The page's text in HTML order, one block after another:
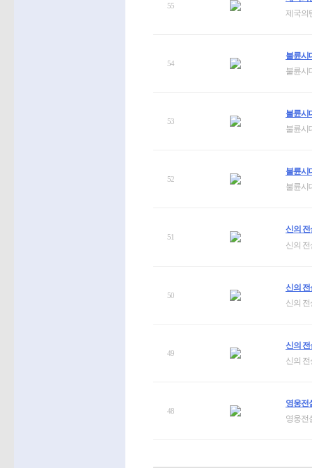
55
제국의
54
불륜시
불륜시
53
불륜시
불륜시
52
불륜시
불륜시
51
신의 전
신의 전
50
신의 전
신의 전
49
신의 전
신의 전
48
영웅전
영웅전